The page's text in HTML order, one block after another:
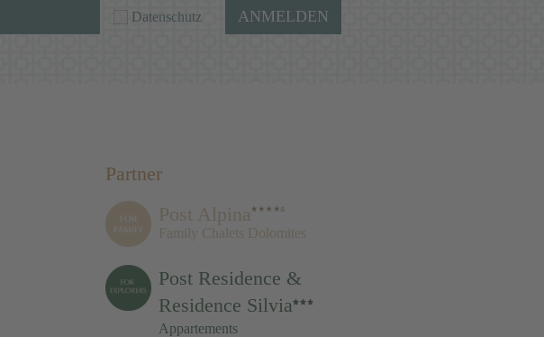
Datenschutz ANMELDEN
Partner
Post Alpina
Family Chalets Dolomites
Post Residence &
Residence Silvia
Appartements